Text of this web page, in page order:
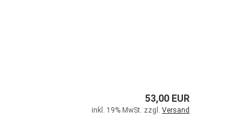
53,00 EUR
inkl. 19% MwSt. zzgl. Versand